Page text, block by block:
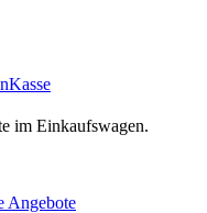
Kasse
im Einkaufswagen.
Angebote